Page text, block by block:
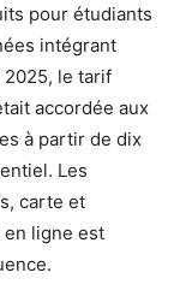
pour étudiants
intégrant
le tarif
accordée aux
à partir de dix
Les
carte et
en ligne est